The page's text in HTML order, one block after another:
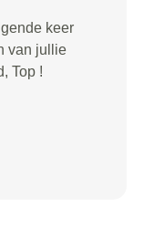
keer
van jullie
Top !